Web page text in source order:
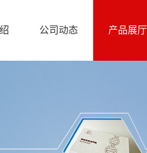
公司动态 产品展厅